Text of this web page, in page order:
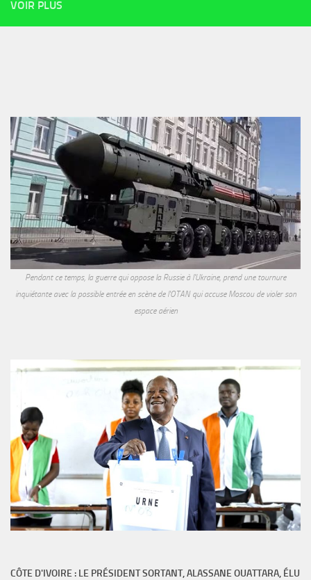
VOIR PLUS
Pendant ce temps, la guerre qui oppose la Russie à l'Ukraine, prend une tournure
inquiétante avec la possible entrée en scène de l'OTAN qui accuse Moscou de violer son
espace aérien
CÔTE D'IVOIRE : LE PRÉSIDENT SORTANT, ALASSANE OUATTARA, ÉLU